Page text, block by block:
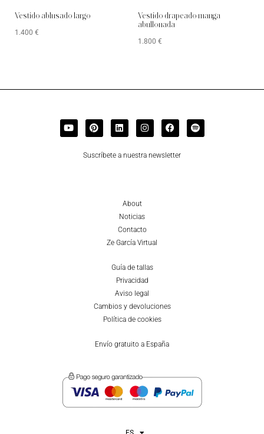
Vestido ablusado largo
1.400 €
Vestido drapeado manga
abullonada
1.800 €
Suscríbete a nuestra newsletter
About
Noticias
Contacto
Ze García Virtual
Guía de tallas
Privacidad
Aviso legal
Cambios y devoluciones
Política de cookies
Envío gratuito a España